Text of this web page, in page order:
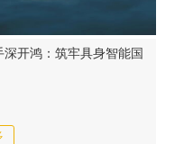
深开鸿：筑牢具身智能国